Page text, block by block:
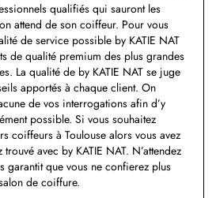
qualifiés qui sauront les
attend de son coiffeur. Pour vous
de service possible by KATIE NAT
de qualité premium des plus grandes
La qualité de by KATIE NAT se juge
apportés à chaque client. On
de vos interrogations afin d’y
possible. Si vous souhaitez
coiffeurs à Toulouse alors vous avez
avec by KATIE NAT. N’attendez
garantit que vous ne confierez plus
de coiffure.